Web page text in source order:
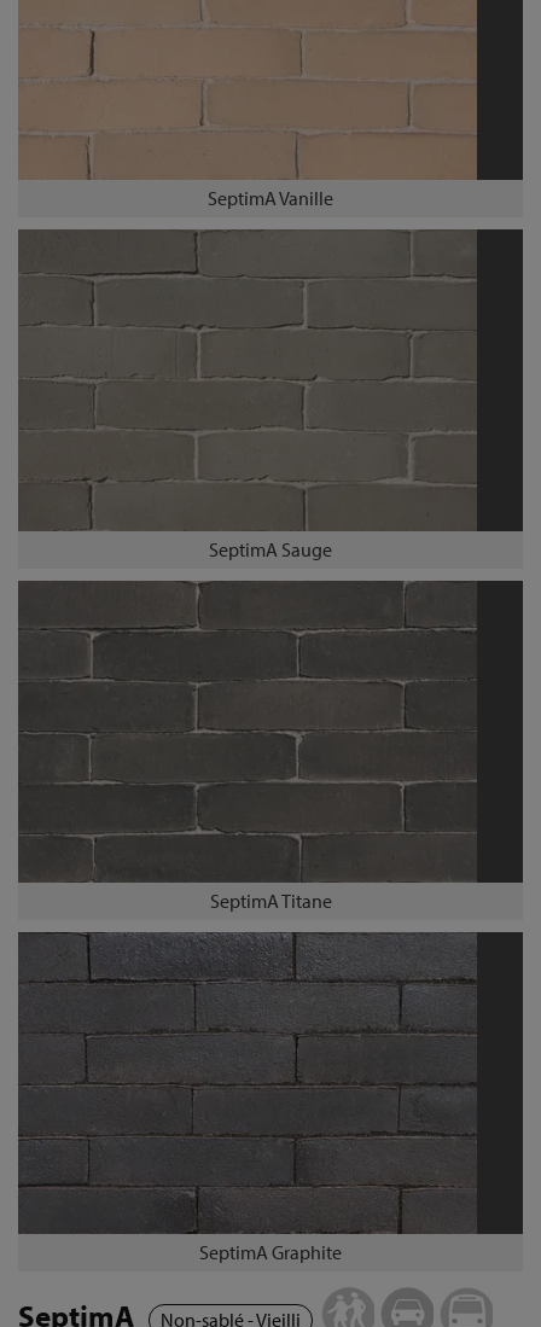
SeptimA Vanille
SeptimA Sauge
SeptimA Titane
SeptimA Graphite
SeptimA Non-sablé - Vieilli